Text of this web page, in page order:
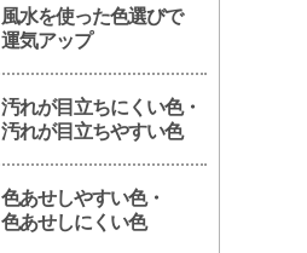
風水を使った色選びで
運気アップ
汚れが目立ちにくい色・
汚れが目立ちやすい色
色あせしやすい色・
色あせしにくい色